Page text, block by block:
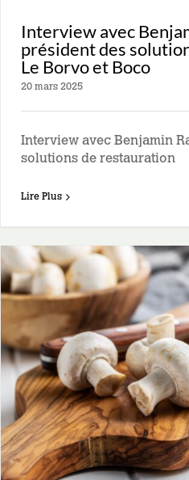
Interview avec
président des
Le Borvo et Boco
20 mars 2025
Interview avec Benjamin
solutions de restauration
Lire Plus